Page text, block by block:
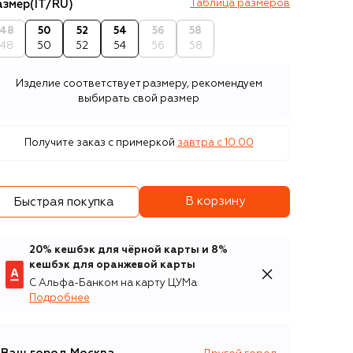
(IT/RU) Таблица размеров
48
50
50
52
52
54
54
56
56
58
58
Изделие соответствует размеру, рекомендуем
выбирать свой размер
Получите заказ с примеркой завтра c 10:00
Быстрая покупка В корзину
20% кешбэк для чёрной карты и 8%
кешбэк для оранжевой карты
С Альфа-Банком на карту ЦУМа
Подробнее